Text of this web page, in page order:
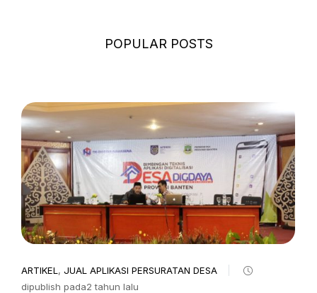
POPULAR POSTS
ARTIKEL , JUAL APLIKASI PERSURATAN DESA
dipublish pada2 tahun lalu